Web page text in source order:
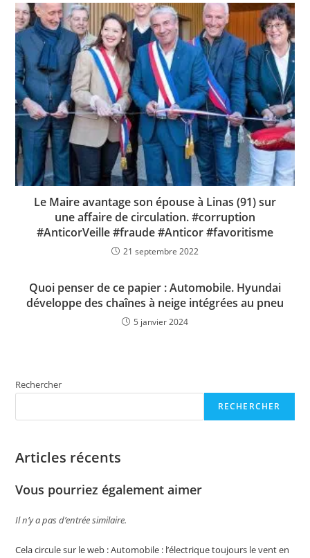
Le Maire avantage son épouse à Linas (91) sur
une affaire de circulation. #corruption
#AnticorVeille #fraude #Anticor #favoritisme
21 septembre 2022
Quoi penser de ce papier : Automobile. Hyundai
développe des chaînes à neige intégrées au pneu
5 janvier 2024
Rechercher
RECHERCHER
Articles récents
Vous pourriez également aimer
Il n’y a pas d’entrée similaire.
Cela circule sur le web : Automobile : l’électrique toujours le vent en